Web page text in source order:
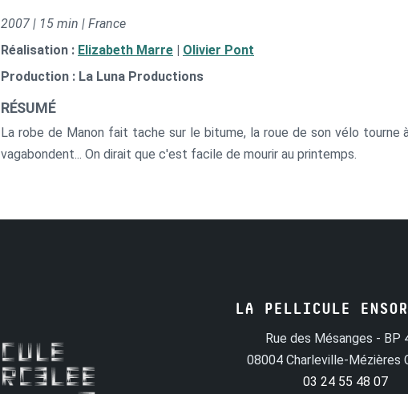
2007 | 15 min | France
Réalisation : Elizabeth Marre | Olivier Pont
Production : La Luna Productions
RÉSUMÉ
La robe de Manon fait tache sur le bitume, la roue de son vélo
vagabondent... On dirait que c'est facile de mourir au printemps.
LA PELLICULE
Rue des Mésanges - BP
08004 Charleville-Mézières
03 24 55 48 07